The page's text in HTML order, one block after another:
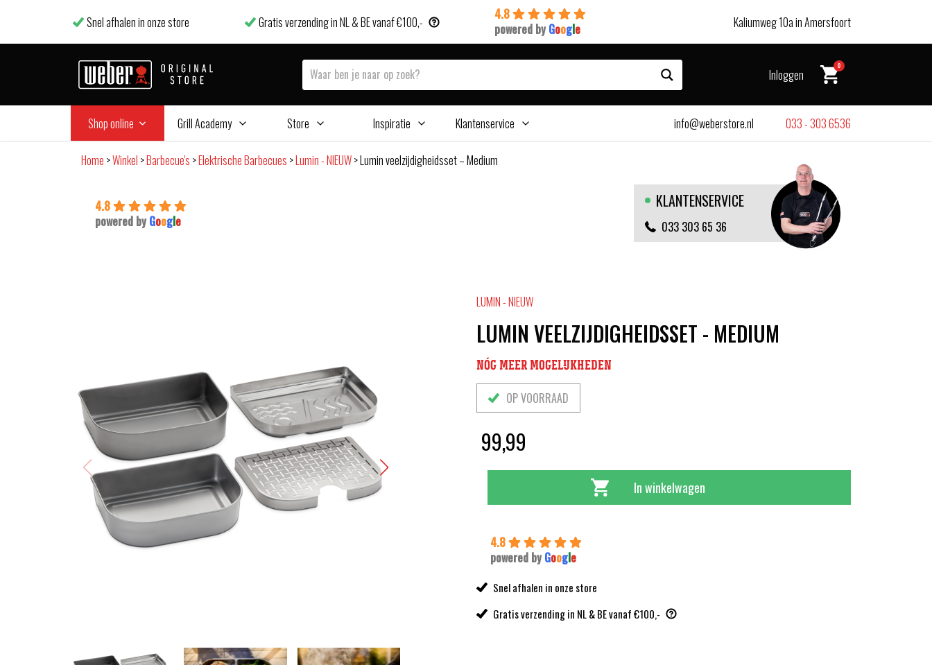
Snel afhalen in onze store Gratis verzending in NL & BE vanaf €100,-
4.8
powered by Google Kaliumweg 10a in Amersfoort
Inloggen
0
Shop online Grill Academy Store Inspiratie Klantenservice info@weberstore.nl 033 - 303 6536
Home >Winkel >Barbecue's >Elektrische Barbecues >Lumin - NIEUW>Lumin veelzijdigheidsset – Medium
4.8
powered by Google
KLANTENSERVICE
033 303 65 36
LUMIN - NIEUW
LUMIN VEELZIJDIGHEIDSSET - MEDIUM
NÓG MEER MOGELIJKHEDEN
OP VOORRAAD
99,99
In winkelwagen
4.8
powered by Google
Snel afhalen in onze store
Gratis verzending in NL & BE vanaf €100,-